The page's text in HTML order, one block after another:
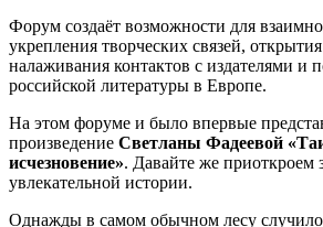
Форум создаёт возможности для
укрепления творческих связей,
налаживания контактов с издателями и
российской литературы в Европе.
На этом форуме и было впервые
произведение Светланы Фадеевой
исчезновение». Давайте же приоткроем
увлекательной истории.
Однажды в самом обычном лесу